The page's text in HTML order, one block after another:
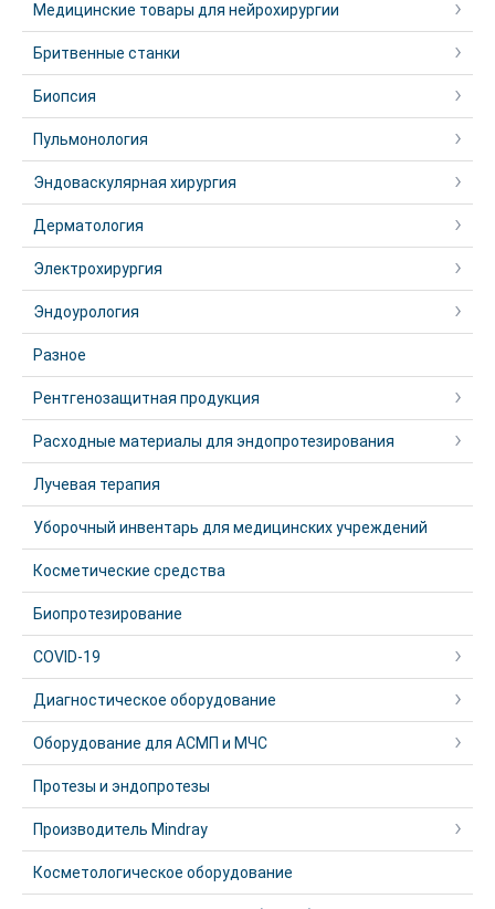
Медицинские товары для нейрохирургии
Бритвенные станки
Биопсия
Пульмонология
Эндоваскулярная хирургия
Дерматология
Электрохирургия
Эндоурология
Разное
Рентгенозащитная продукция
Расходные материалы для эндопротезирования
Лучевая терапия
Уборочный инвентарь для медицинских учреждений
Косметические средства
Биопротезирование
COVID-19
Диагностическое оборудование
Оборудование для АСМП и МЧС
Протезы и эндопротезы
Производитель Mindray
Косметологическое оборудование